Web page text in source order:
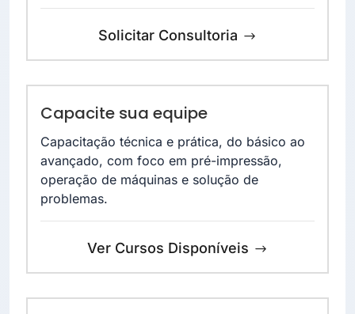
Solicitar Consultoria
Capacite sua equipe
Capacitação técnica e prática, do básico ao
avançado, com foco em pré-impressão,
operação de máquinas e solução de
problemas.
Ver Cursos Disponíveis